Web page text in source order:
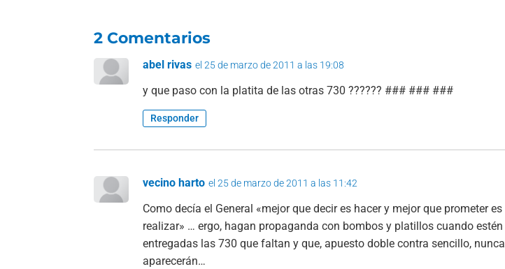
2 Comentarios
abel rivas el 25 de marzo de 2011 a las 19:08
y que paso con la platita de las otras 730 ?????? ### ### ###
Responder
vecino harto el 25 de marzo de 2011 a las 11:42
Como decía el General «mejor que decir es hacer y mejor que prometer es
realizar» … ergo, hagan propaganda con bombos y platillos cuando estén
entregadas las 730 que faltan y que, apuesto doble contra sencillo, nunca
aparecerán…